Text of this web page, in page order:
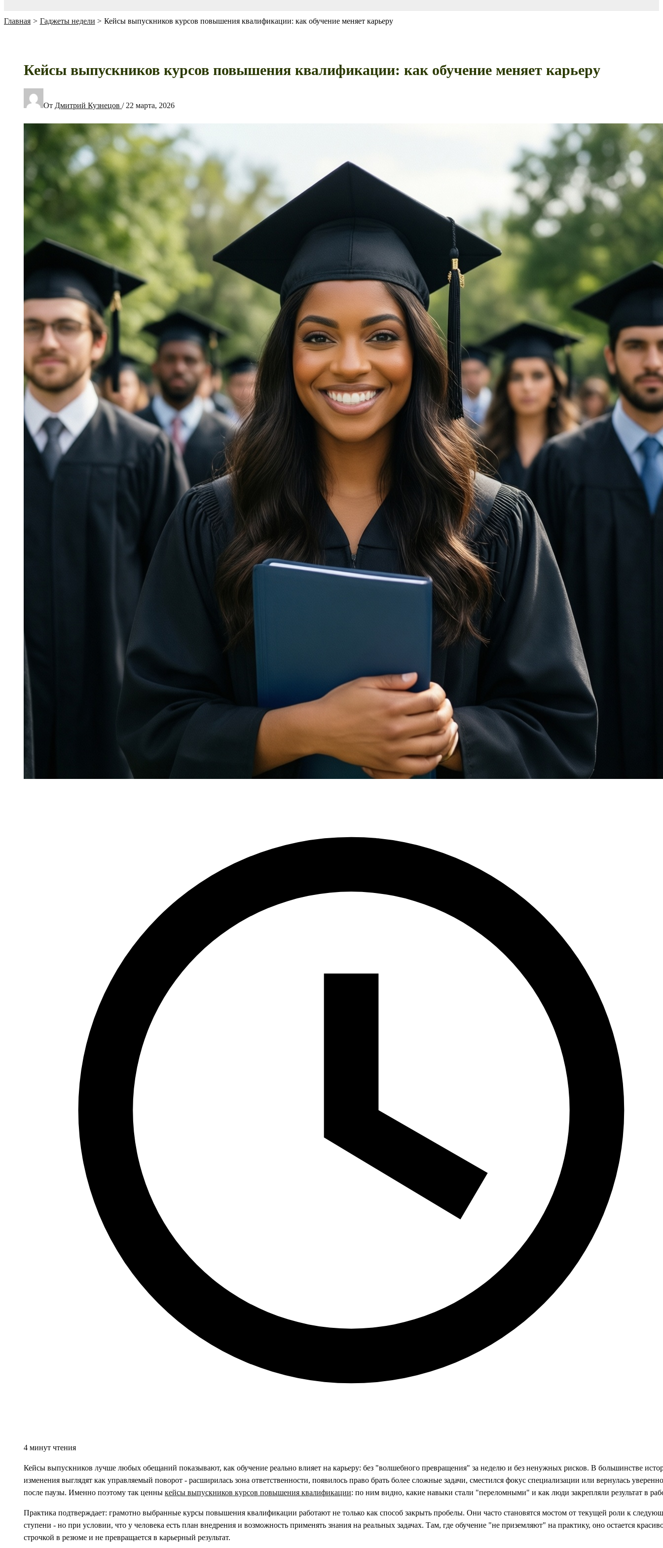
Главная Гаджеты недели Кейсы выпускников курсов повышения квалификации: как обучение меняет карьеру
Кейсы выпускников курсов повышения квалификации: как обучение меняет карьеру
От Дмитрий Кузнецов / 22 марта, 2026
4 минут чтения
Кейсы выпускников лучше любых обещаний показывают, как обучение реально влияет на карьеру: без "волшебного превращения" за неделю и без ненужных рисков. В большинстве
изменения выглядят как управляемый поворот - расширилась зона ответственности, появилось право брать более сложные задачи, сместился фокус специализации или вернулась
после паузы. Именно поэтому так ценны кейсы выпускников курсов повышения квалификации: по ним видно, какие навыки стали "переломными" и как люди закрепляли результат в
Практика подтверждает: грамотно выбранные курсы повышения квалификации работают не только как способ закрыть пробелы. Они часто становятся мостом от текущей роли к
ступени - но при условии, что у человека есть план внедрения и возможность применять знания на реальных задачах. Там, где обучение "не приземляют" на практику, оно остается
строчкой в резюме и не превращается в карьерный результат.